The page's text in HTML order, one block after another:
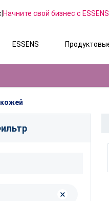
|Начните свой бизнес с ESSENS
ESSENS
×